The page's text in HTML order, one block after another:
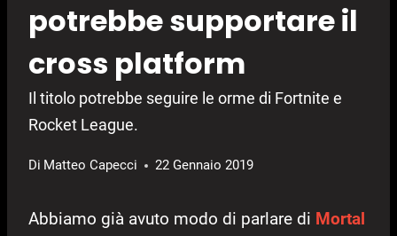
potrebbe supportare il
cross platform
Il titolo potrebbe seguire le orme di Fortnite e
Rocket League.
Di Matteo Capecci 22 Gennaio 2019
Abbiamo già avuto modo di parlare di Mortal